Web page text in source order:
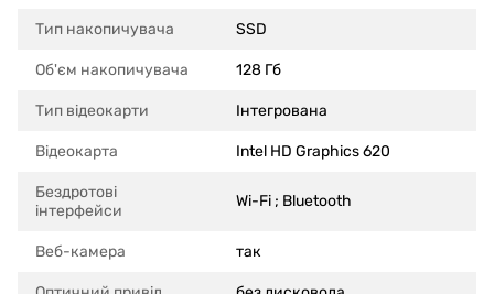
Тип накопичувача SSD
Об'єм накопичувача 128 Гб
Тип відеокарти Інтегрована
Відеокарта Intel HD Graphics 620
Бездротові
інтерфейси
Wi-Fi ; Bluetooth
Веб-камера так